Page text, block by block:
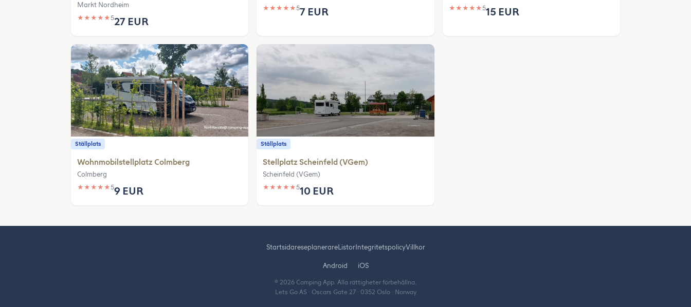
Markt Nordheim
★ ★ ★ ★ ★527 EUR
★ ★ ★ ★ ★57 EUR ★ ★ ★ ★ ★515 EUR
Ställplats
Wohnmobilstellplatz Colmberg
Colmberg
★ ★ ★ ★ ★59 EUR
Ställplats
Stellplatz Scheinfeld (VGem)
Scheinfeld (VGem)
★ ★ ★ ★ ★510 EUR
StartsidareseplanerareListorIntegritetspolicyVillkor
Android iOS
© 2026 Camping App. Alla rättigheter förbehållna.
Lets Go AS · Oscars Gate 27 · 0352 Oslo · Norway